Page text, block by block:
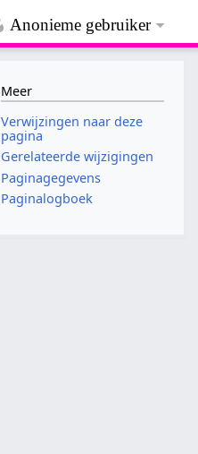
Anonieme gebruiker
Meer
Verwijzingen naar deze
pagina
Gerelateerde wijzigingen
Paginagegevens
Paginalogboek